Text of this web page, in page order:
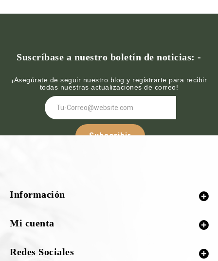
Suscríbase a nuestro boletín de noticias: -
¡Asegúrate de seguir nuestro blog y registrarte para recibir
todas nuestras actualizaciones de correo!
Subscribir
Información
Mi cuenta
Redes Sociales